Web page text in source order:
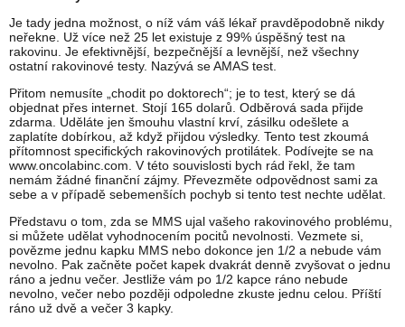
Je tady jedna možnost, o níž vám váš lékař pravděpodobně nikdy
neřekne. Už více než 25 let existuje z 99% úspěšný test na
rakovinu. Je efektivnější, bezpečnější a levnější, než všechny
ostatní rakovinové testy. Nazývá se AMAS test.
Přitom nemusíte „chodit po doktorech“; je to test, který se dá
objednat přes internet. Stojí 165 dolarů. Odběrová sada přijde
zdarma. Uděláte jen šmouhu vlastní krví, zásilku odešlete a
zaplatíte dobírkou, až když přijdou výsledky. Tento test zkoumá
přítomnost specifických rakovinových protilátek. Podívejte se na
www.oncolabinc.com. V této souvislosti bych rád řekl, že tam
nemám žádné finanční zájmy. Převezměte odpovědnost sami za
sebe a v případě sebemenších pochyb si tento test nechte udělat.
Představu o tom, zda se MMS ujal vašeho rakovinového problému,
si můžete udělat vyhodnocením pocitů nevolnosti. Vezmete si,
povězme jednu kapku MMS nebo dokonce jen 1/2 a nebude vám
nevolno. Pak začněte počet kapek dvakrát denně zvyšovat o jednu
ráno a jednu večer. Jestliže vám po 1/2 kapce ráno nebude
nevolno, večer nebo později odpoledne zkuste jednu celou. Příští
ráno už dvě a večer 3 kapky.